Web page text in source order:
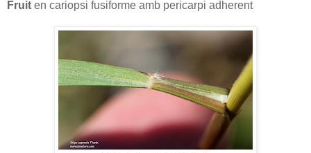
Fruit en cariopsi fusiforme amb pericarpi adherent